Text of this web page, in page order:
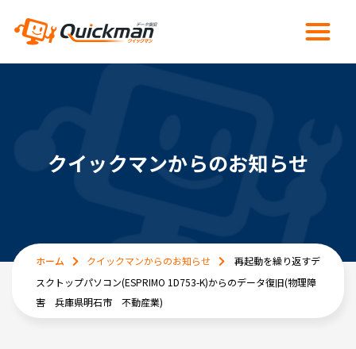
クイックマンからのお知らせ
ホーム クイックマンからのお知らせ
再起動を繰り返すデ
スクトップパソコン(ESPRIMO 1D753-K)からのデータ復旧(物理障
害 兵庫県明石市 不動産業)